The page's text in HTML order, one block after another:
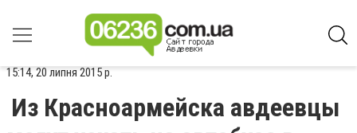
15:14, 20 липня 2015 р.
Из Красноармейска авдеевцы